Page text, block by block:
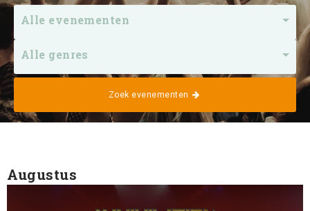
Home
Alle evenementen
Alle genres
Zoek evenementen
Augustus